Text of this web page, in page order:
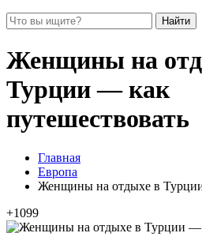
Найти
Женщины на
Турции — как
путешествовать
Главная
Европа
Женщины на отдыхе в
+1099